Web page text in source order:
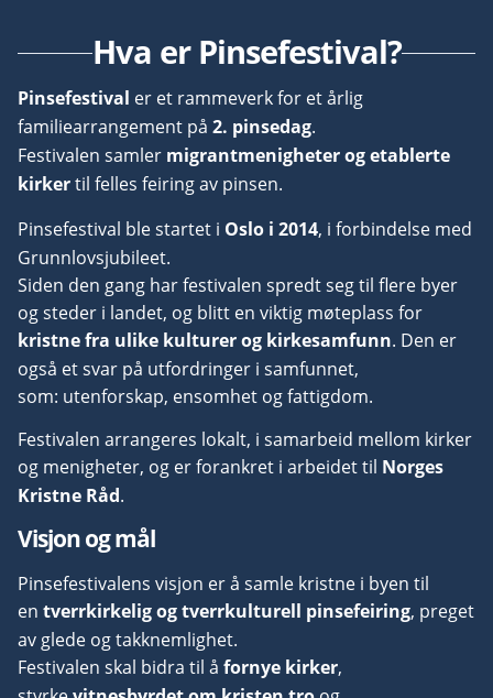
Hva er Pinsefestival?
Pinsefestival er et rammeverk for et årlig
familiearrangement på 2. pinsedag.
Festivalen samler migrantmenigheter og etablerte
kirkertil felles feiring av pinsen.
Pinsefestival ble startet i Oslo i 2014, i forbindelse med
Grunnlovsjubileet.
Siden den gang har festivalen spredt seg til flere byer
og steder i landet, og blitt en viktig møteplass for
kristne fra ulike kulturer og kirkesamfunn. Den er
også et svar på utfordringer i samfunnet,
som: utenforskap, ensomhet ogfattigdom.
Festivalen arrangeres lokalt, i samarbeid mellom kirker
og menigheter, og er forankret i arbeidet til Norges
Kristne Råd.
Visjonog mål
Pinsefestivalens visjon er å samle kristne i byen til
en tverrkirkelig og tverrkulturell pinsefeiring, preget
av glede og takknemlighet.
Festivalen skal bidra til å fornye kirker,